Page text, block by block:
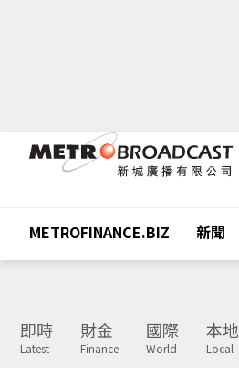
METROFINANCE.BIZ 新聞
即時
Latest
財金
Finance
國際
World
本地
Local